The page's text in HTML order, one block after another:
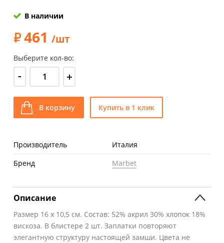
В наличии
461 /шт
Выберите кол-во:
- +
В корзину Купить в 1 клик
Производитель
Италия
Бренд
Marbet
Описание
Размер 16 х 10,5 см. Состав: 52% акрил 30% хлопок 18%
вискоза. В блистере 2 шт. Заплатки повторяют
элегантную структуру настоящей замши. Цвета не